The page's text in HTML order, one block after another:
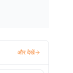
और देखें